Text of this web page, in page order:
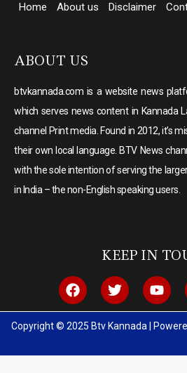
Home About us Disclaimer
ABOUT US
btvkannada.com is a website news
which serves news content in Kannada
channel Print media. Found in 2012, it’s
their own local language. BTV News
with the sole intention of serving the
in India – the non-English speaking users.
KEEP IN
Copyright © 2025 Btv Kannada |